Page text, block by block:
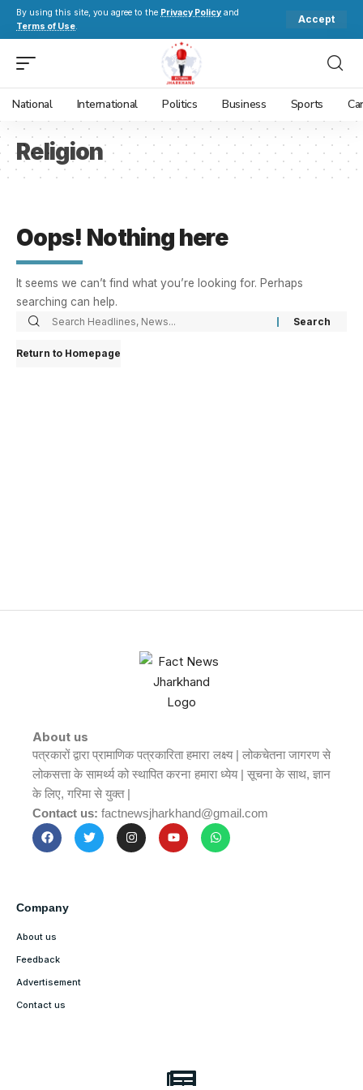
By using this site, you agree to the Privacy Policy and
Terms of Use.
Accept
National International Politics Business Sports
Religion
Oops! Nothing here
It seems we can’t find what you’re looking for. Perhaps
searching can help.
Return to Homepage
About us
पत्रकारों द्वारा प्रामाणिक पत्रकारिता हमारा लक्ष्य | लोकचेतना जागरण से
लोकसत्ता के सामर्थ्य को स्थापित करना हमारा ध्येय | सूचना के साथ, ज्ञान
के लिए, गरिमा से युक्त |
Contact us: factnewsjharkhand@gmail.com
Company
About us
Feedback
Advertisement
Contact us